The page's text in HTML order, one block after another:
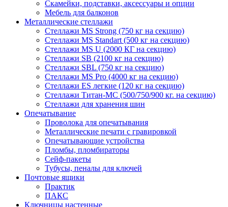
Скамейки, подставки, аксессуары и опции
Мебель для балконов
Металлические стеллажи
Стеллажи MS Strong (750 кг на секцию)
Стеллажи MS Standart (500 кг на секцию)
Стеллажи MS U (2000 КГ на секцию)
Стеллажи SB (2100 кг на секцию)
Стеллажи SBL (750 кг на секцию)
Стеллажи MS Pro (4000 кг на секцию)
Стеллажи ES легкие (120 кг на секцию)
Стеллажи Титан-МС (500/750/900 кг. на секцию)
Стеллажи для хранения шин
Опечатывание
Проволока для опечатывания
Металлические печати с гравировкой
Опечатывающие устройства
Пломбы, пломбираторы
Сейф-пакеты
Тубусы, пеналы для ключей
Почтовые ящики
Практик
ПАКС
Ключницы настенные